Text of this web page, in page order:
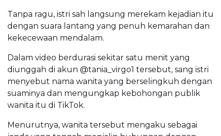
Tanpa ragu, istri sah langsung merekam kejadian itu
dengan suara lantang yang penuh kemarahan dan
kekecewaan mendalam.
Dalam video berdurasi sekitar satu menit yang
diunggah di akun @tania_virgo1 tersebut, sang istri
menyebut nama wanita yang berselingkuh dengan
suaminya dan mengungkap kebohongan publik
wanita itu di TikTok.
Menurutnya, wanita tersebut mengaku sebagai